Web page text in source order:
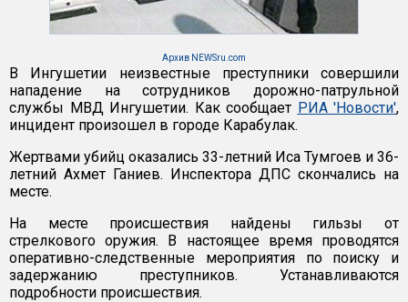
Архив NEWSru.com
В Ингушетии неизвестные преступники совершили
нападение на сотрудников дорожно-патрульной
службы МВД Ингушетии. Как сообщает РИА 'Новости',
инцидент произошел в городе Карабулак.
Жертвами убийц оказались 33-летний Иса Тумгоев и 36-
летний Ахмет Ганиев. Инспектора ДПС скончались на
месте.
На месте происшествия найдены гильзы от
стрелкового оружия. В настоящее время проводятся
оперативно-следственные мероприятия по поиску и
задержанию преступников. Устанавливаются
подробности происшествия.